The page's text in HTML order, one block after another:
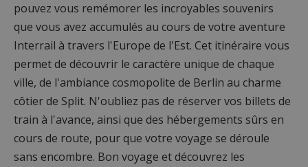
pouvez vous remémorer les incroyables souvenirs
que vous avez accumulés au cours de votre aventure
Interrail à travers l'Europe de l'Est. Cet itinéraire vous
permet de découvrir le caractère unique de chaque
ville, de l'ambiance cosmopolite de Berlin au charme
côtier de Split. N'oubliez pas de réserver vos billets de
train à l'avance, ainsi que des hébergements sûrs en
cours de route, pour que votre voyage se déroule
sans encombre. Bon voyage et découvrez les